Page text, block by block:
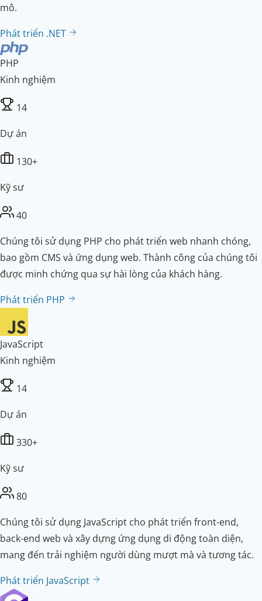
mô.
Phát triển .NET
PHP
Kinh nghiệm
14
Dự án
130+
Kỹ sư
40
Chúng tôi sử dụng PHP cho phát triển web nhanh chóng,
bao gồm CMS và ứng dụng web. Thành công của chúng tôi
được minh chứng qua sự hài lòng của khách hàng.
Phát triển PHP
JavaScript
Kinh nghiệm
14
Dự án
330+
Kỹ sư
80
Chúng tôi sử dụng JavaScript cho phát triển front-end,
back-end web và xây dựng ứng dụng di động toàn diện,
mang đến trải nghiệm người dùng mượt mà và tương tác.
Phát triển JavaScript